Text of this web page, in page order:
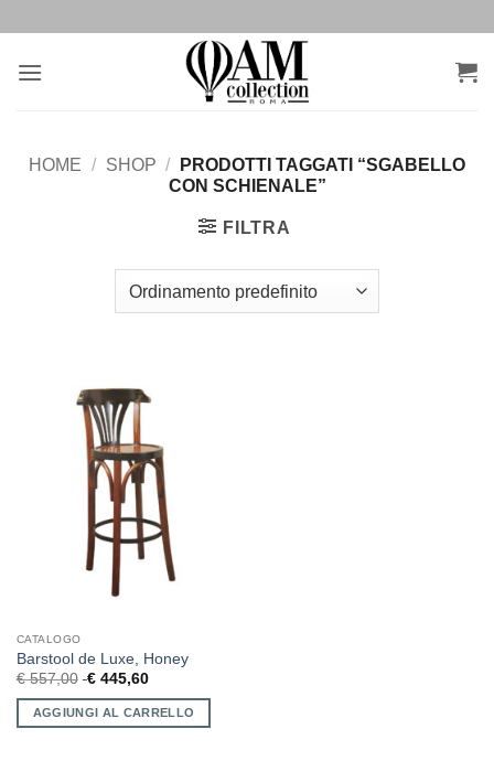
contenuti
HOME / SHOP /
PRODOTTI TAGGATI “SGABELLO
CON SCHIENALE”
FILTRA
CATALOGO
Barstool de Luxe, Honey
€557,00 €445,60
AGGIUNGI AL CARRELLO